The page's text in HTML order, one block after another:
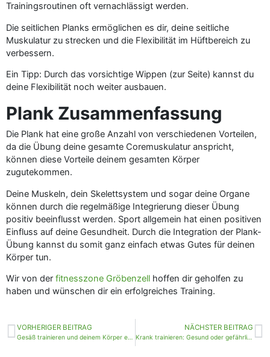
Trainingsroutinen oft vernachlässigt werden.
Die seitlichen Planks ermöglichen es dir, deine seitliche
Muskulatur zu strecken und die Flexibilität im Hüftbereich zu
verbessern.
Ein Tipp: Durch das vorsichtige Wippen (zur Seite) kannst du
deine Flexibilität noch weiter ausbauen.
Plank Zusammenfassung
Die Plank hat eine große Anzahl von verschiedenen Vorteilen,
da die Übung deine gesamte Coremuskulatur anspricht,
können diese Vorteile deinem gesamten Körper
zugutekommen.
Deine Muskeln, dein Skelettsystem und sogar deine Organe
können durch die regelmäßige Integrierung dieser Übung
positiv beeinflusst werden. Sport allgemein hat einen positiven
Einfluss auf deine Gesundheit. Durch die Integration der Plank-
Übung kannst du somit ganz einfach etwas Gutes für deinen
Körper tun.
Wir von der fitnesszone Gröbenzell hoffen dir geholfen zu
haben und wünschen dir ein erfolgreiches Training.
Zurück
VORHERIGER BEITRAG
Gesäß trainieren und deinem Körper etwas Gutes tun
NÄCHSTER BEITRAG
Krank trainieren: Gesund oder gefährlich?